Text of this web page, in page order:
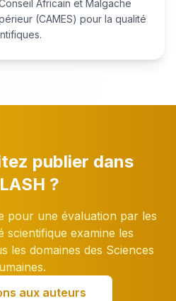
Africain et Malgache
(CAMES) pour la qualité
publier dans
?
pour une évaluation par les
scientifique examine les
les domaines des Sciences
aux auteurs